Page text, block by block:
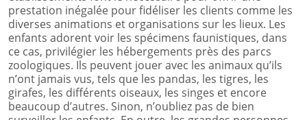
prestation inégalée pour fidéliser les clients comme les
diverses animations et organisations sur les lieux. Les
enfants adorent voir les spécimens faunistiques, dans
ce cas, privilégier les hébergements près des parcs
zoologiques. Ils peuvent jouer avec les animaux qu’ils
n’ont jamais vus, tels que les pandas, les tigres, les
girafes, les différents oiseaux, les singes et encore
beaucoup d’autres. Sinon, n’oubliez pas de bien